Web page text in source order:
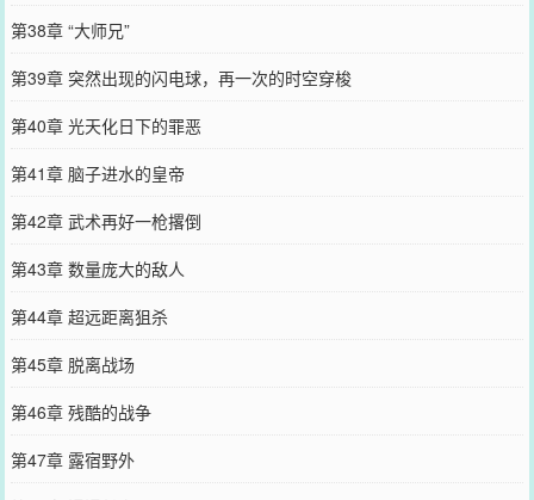
第38章 “大师兄”
第39章 突然出现的闪电球，再一次的时空穿梭
第40章 光天化日下的罪恶
第41章 脑子进水的皇帝
第42章 武术再好一枪撂倒
第43章 数量庞大的敌人
第44章 超远距离狙杀
第45章 脱离战场
第46章 残酷的战争
第47章 露宿野外